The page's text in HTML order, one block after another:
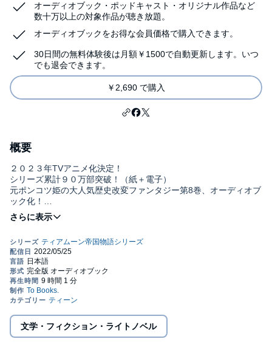
オーディオブック・ポッドキャスト・オリジナル作品など
数十万以上の対象作品が聴き放題。
オーディオブックをお得な会員価格で購入できます。
30日間の無料体験後は月額￥1500で自動更新します。いつ
でも退会できます。
￥2,690 で購入
概要
２０２３年TVアニメ化決定！
シリーズ累計９０万部突破！（紙＋電子）
元ポンコツ姫の大人気歴史改変ファンタジー第8巻、オーディオブ
ック化！
＼ティアムーンシリーズ続々／
原作小説12巻2023年1月10日発売！
「こ、これぐらいわたくしにかかれば楽勝ですわ！」
保身上等！ 自己中最強！ 小心者の元(？)ポンコツ姫が前世の記憶
を使って運命に抗う、
一世一代の歴史改変ファンタジーが、遂にオーディオブック化！
※「あとがき」では、特殊なマイクで収録しております。
文学・フィクション・ライトノベル